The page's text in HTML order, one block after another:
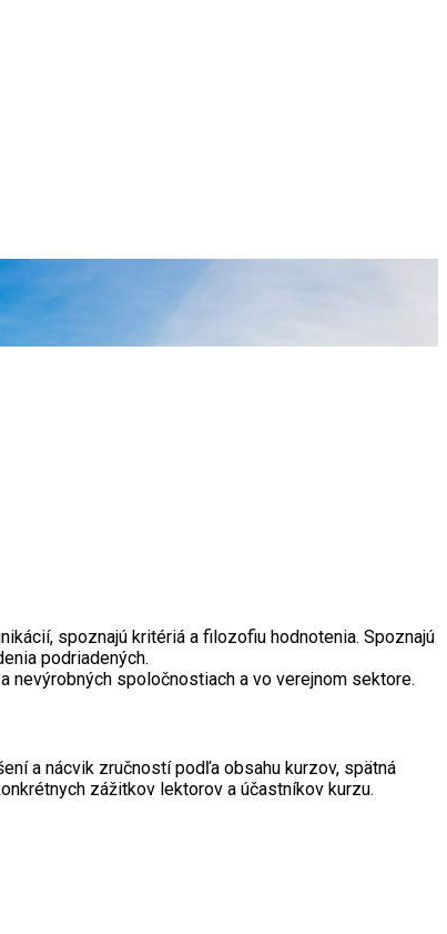
spoznajú kritériá a filozofiu hodnotenia. Spoznajú
podriadených.
nevýrobných spoločnostiach a vo verejnom sektore.
a nácvik zručností podľa obsahu kurzov, spätná
zážitkov lektorov a účastníkov kurzu.